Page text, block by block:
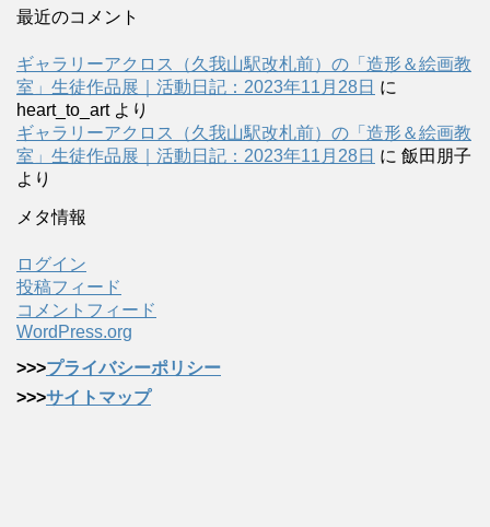
最近のコメント
ギャラリーアクロス（久我山駅改札前）の「造形＆絵画教
室」生徒作品展｜活動日記：2023年11月28日 に
heart_to_artより
ギャラリーアクロス（久我山駅改札前）の「造形＆絵画教
室」生徒作品展｜活動日記：2023年11月28日 に 飯田朋子
より
メタ情報
ログイン
投稿フィード
コメントフィード
WordPress.org
>>>プライバシーポリシー
>>>サイトマップ